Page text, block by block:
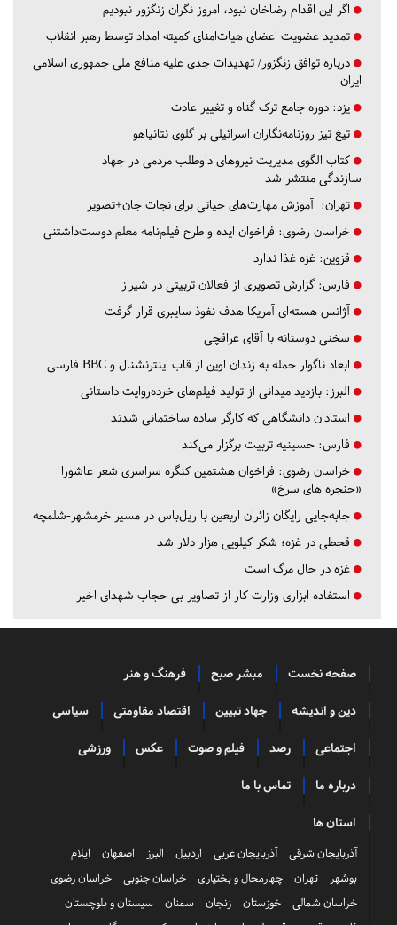
اگر این اقدام رضاخان نبود، امروز نگران زنگزور نبودیم
تمدید عضویت اعضای هیات‌امنای کمیته امداد توسط رهبر انقلاب
درباره توافق زنگزور/ تهدیدات جدی علیه منافع ملی جمهوری اسلامی
ایران
یزد: دوره جامع ترک گناه و تغییر عادت
تیغ تیز روزنامه‌نگاران اسرائیلی بر گلوی نتانیاهو
کتاب الگوی مدیریت نیروهای داوطلب مردمی در جهاد
سازندگی منتشر شد
تهران: آموزش مهارت‌های حیاتی برای نجات جان+تصویر
خراسان رضوی: فراخوان ایده و طرح فیلم‌نامه معلم دوست‌داشتنی
قزوین: غزه غذا ندارد
فارس: گزارش تصویری از فعالان تربیتی در شیراز
آژانس هسته‌ای آمریکا هدف نفوذ سایبری قرار گرفت
سخنی دوستانه با آقای عراقچی
ابعاد ناگوار حمله به زندان اوین از قاب اینترنشنال و BBC فارسی
البرز: بازدید میدانی از تولید فیلم‌های خرده‌روایت داستانی
استادان دانشگاهی که کارگر ساده ساختمانی شدند
فارس: حسینیه تربیت برگزار می‌کند
خراسان رضوی: فراخوان هشتمین کنگره سراسری شعر عاشورا
«حنجره های سرخ»
جابه‌جایی رایگان زائران اربعین با ریل‌باس در مسیر خرمشهر-شلمچه
قحطی در غزه؛ شکر کیلویی هزار دلار شد
غزه در حال مرگ است
استفاده ابزاری وزارت کار از تصاویر بی حجاب شهدای اخیر
صفحه نخست مبشر صبح فرهنگ و هنر
دین و اندیشه جهاد تبیین اقتصاد مقاومتی سیاسی
اجتماعی رصد فیلم و صوت عکس ورزشی
درباره ما تماس با ما
استان ها
آذربایجان شرقی آذربایجان غربی اردبیل البرز اصفهان
ایلام
بوشهر
تهران چهارمحال و بختیاری خراسان جنوبی
خراسان رضوی
خراسان شمالی
خوزستان زنجان سمنان
سیستان و بلوچستان